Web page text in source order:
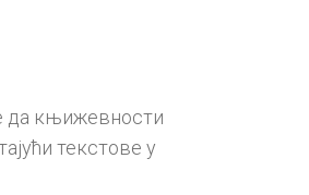
да књижевности
текстове у